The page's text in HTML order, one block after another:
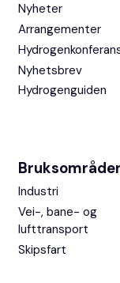
Nyheter
Arrangementer
Nyhetsbrev
Hydrogenguiden
Bruksområder
Industri
Vei-, bane- og
lufttransport
Skipsfart